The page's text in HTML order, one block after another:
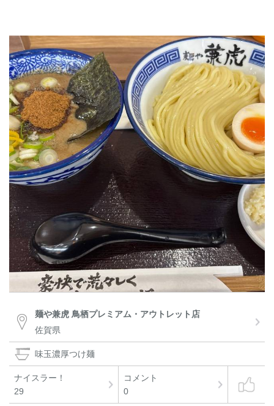
麺や兼虎 鳥栖プレミアム・アウトレット店
佐賀県
味玉濃厚つけ麺
ナイスラー！
29
コメント
0